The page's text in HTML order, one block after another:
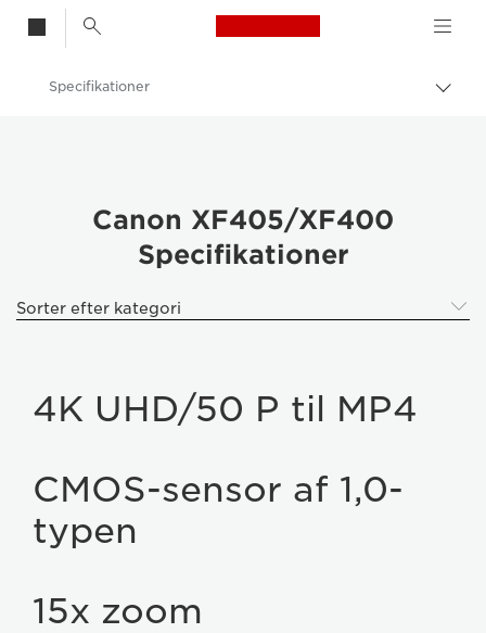
Canon Logo, back
Skift
Canon XF405/XF400
Specifikationer
Canon XF405/XF400
Specifikationer
Sorter efter kategori
4K UHD/50 P til MP4
CMOS-sensor af 1,0-
typen
15x zoom